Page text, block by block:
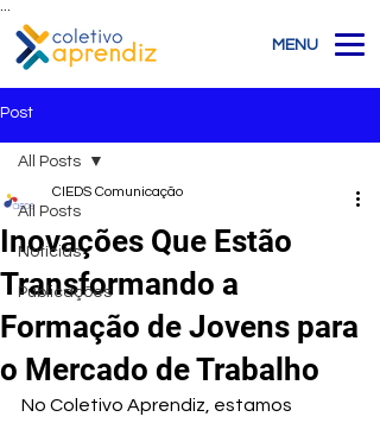
MENU
Post
All Posts
Notícias
Publicações
All Posts
Inovações Que Estão
Transformando a
Formação de Jovens para
o Mercado de Trabalho
CIEDS Comunicação
No Coletivo Aprendiz, estamos